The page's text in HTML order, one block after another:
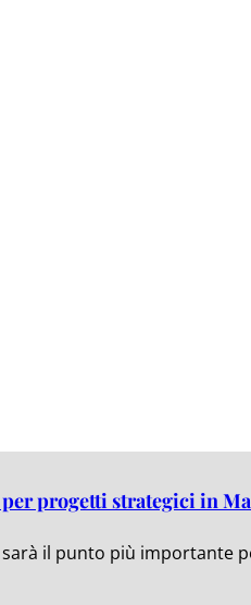
progetti strategici in
sarà il punto più